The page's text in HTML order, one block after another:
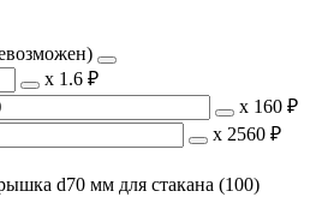
х 1.6 ₽
х 160 ₽
х 2560 ₽
d70 мм для стакана (100)